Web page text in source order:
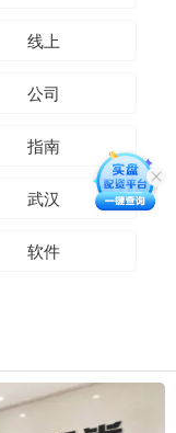
线上
公司
指南
武汉
软件